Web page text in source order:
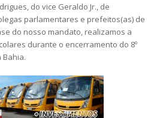
do vice Geraldo Jr., de
parlamentares e prefeitos(as) de
do nosso mandato, realizamos a
durante o encerramento do 8º
Bahia.